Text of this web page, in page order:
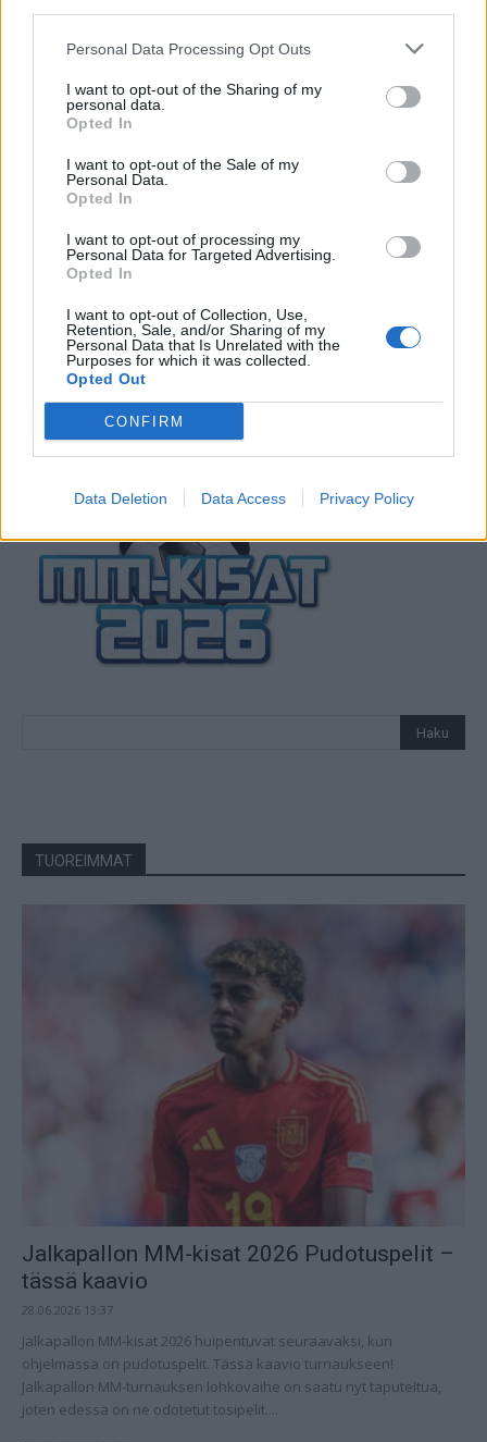
Personal Data Processing Opt Outs
I want to opt-out of the Sharing of my
personal data.
Opted In
I want to opt-out of the Sale of my
Personal Data.
Opted In
I want to opt-out of processing my
Personal Data for Targeted Advertising.
Opted In
I want to opt-out of Collection, Use,
Retention, Sale, and/or Sharing of my
Personal Data that Is Unrelated with the
Purposes for which it was collected.
Opted Out
CONFIRM
Data Deletion Data Access Privacy Policy
kisoihin 2026
Espanjan joukkue jalkapallon MM-
kisoihin 2026
TUOREIMMAT
Jalkapallon MM-kisat 2026 Pudotuspelit –
tässä kaavio
28.06.2026 13:37
Jalkapallon MM-kisat 2026 huipentuvat seuraavaksi, kun
ohjelmassa on pudotuspelit. Tässä kaavio turnaukseen!
Jalkapallon MM-turnauksen lohkovaihe on saatu nyt taputeltua,
joten edessä on ne odotetut tosipelit....